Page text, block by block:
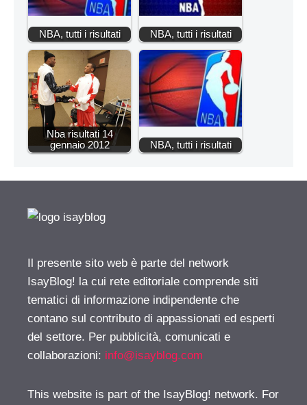
NBA, tutti i risultati NBA, tutti i risultati
Nba risultati 14
gennaio 2012
NBA, tutti i risultati
Il presente sito web è parte del network
IsayBlog! la cui rete editoriale comprende siti
tematici di informazione indipendente che
contano sul contributo di appassionati ed esperti
del settore. Per pubblicità, comunicati e
collaborazioni: info@isayblog.com
This website is part of the IsayBlog! network. For